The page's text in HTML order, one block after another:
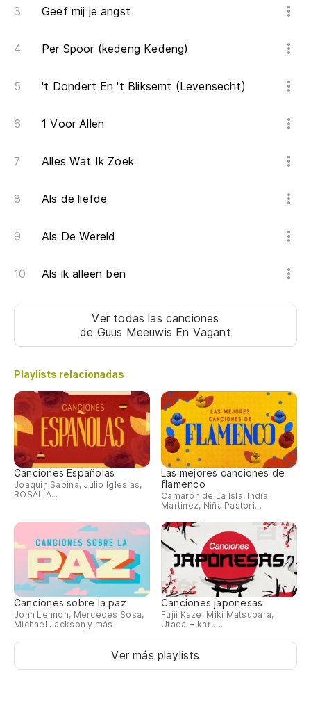
Geef mij je angst
Per Spoor (kedeng Kedeng)
't Dondert En 't Bliksemt (Levensecht)
1 Voor Allen
Alles Wat Ik Zoek
Als de liefde
Als De Wereld
Als ik alleen ben
Ver todas las canciones
de Guus Meeuwis En Vagant
Playlists relacionadas
Canciones Españolas
Joaquín Sabina, Julio Iglesias,
ROSALÍA...
Las mejores canciones de
flamenco
Camarón de La Isla, India
Martinez, Niña Pastori...
Canciones sobre la paz
John Lennon, Mercedes Sosa,
Michael Jackson y más
Canciones japonesas
Fujii Kaze, Miki Matsubara,
Utada Hikaru...
Ver más playlists